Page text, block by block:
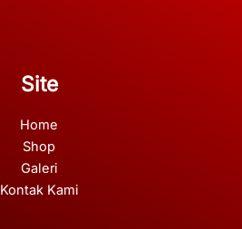
Site
Home
Shop
Galeri
Kontak Kami